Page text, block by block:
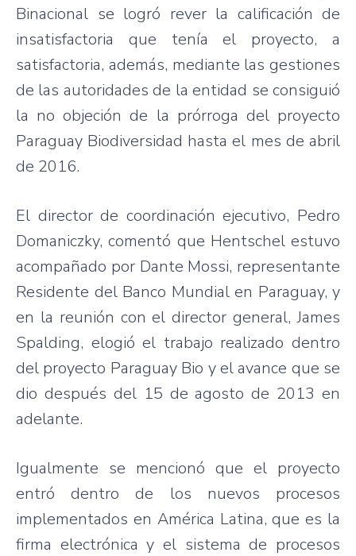
Binacional se logró rever la calificación de
insatisfactoria que tenía el proyecto, a
satisfactoria, además, mediante las gestiones
de las autoridades de la entidad se consiguió
la no objeción de la prórroga del proyecto
Paraguay Biodiversidad hasta el mes de abril
de 2016.
El director de coordinación ejecutivo, Pedro
Domaniczky, comentó que Hentschel estuvo
acompañado por Dante Mossi, representante
Residente del Banco Mundial en Paraguay, y
en la reunión con el director general, James
Spalding, elogió el trabajo realizado dentro
del proyecto Paraguay Bio y el avance que se
dio después del 15 de agosto de 2013 en
adelante.
Igualmente se mencionó que el proyecto
entró dentro de los nuevos procesos
implementados en América Latina, que es la
firma electrónica y el sistema de procesos